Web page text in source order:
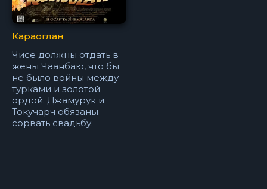
Караоглан
Чисе должны отдать в
жены Чаанбаю, что бы
не было войны между
турками и золотой
ордой. Джамурук и
Токучарч обязаны
сорвать свадьбу.